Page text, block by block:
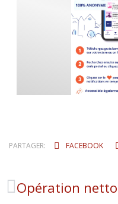
PARTAGER: FACEBOOK